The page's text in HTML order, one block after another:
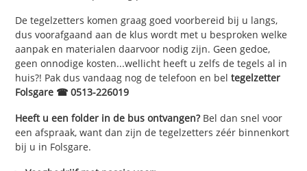
De tegelzetters komen graag goed voorbereid bij u langs,
dus voorafgaand aan de klus wordt met u besproken welke
aanpak en materialen daarvoor nodig zijn. Geen gedoe,
geen onnodige kosten...wellicht heeft u zelfs de tegels al in
huis?! Pak dus vandaag nog de telefoon en beltegelzetter
Folsgare ☎ 0513-226019
Heeft u een folder in de bus ontvangen?Bel dan snel voor
een afspraak, want dan zijn de tegelzetters zéér binnenkort
bij u in Folsgare.